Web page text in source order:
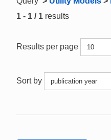
1 - 1 / 1 results
Results per page
Sort by